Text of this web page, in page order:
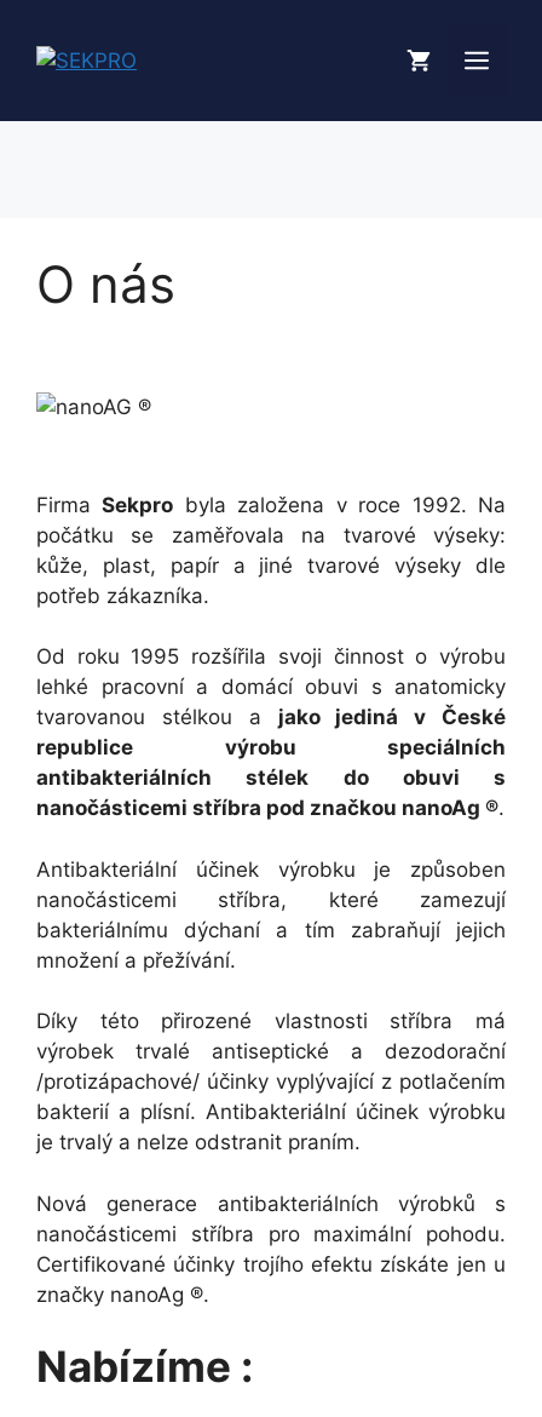
obsah
O nás
FirmaSekpro byla založena v roce 1992. Na
počátku se zaměřovala na tvarové výseky:
kůže, plast, papír a jiné tvarové výseky dle
potřeb zákazníka.
Od roku 1995 rozšířila svoji činnost o výrobu
lehké pracovní a domácí obuvi s anatomicky
tvarovanou stélkou a jako jediná v České
republice výrobu speciálních
antibakteriálních stélek do obuvi s
nanočásticemi stříbra pod značkou nanoAg ®.
Antibakteriální účinek výrobku je způsoben
nanočásticemi stříbra, které zamezují
bakteriálnímu dýchaní a tím zabraňují jejich
množení a přežívání.
Díky této přirozené vlastnosti stříbra má
výrobek trvalé antiseptické a dezodorační
/protizápachové/ účinky vyplývající z potlačením
bakterií a plísní. Antibakteriální účinek výrobku
je trvalý a nelze odstranit praním.
Nová generace antibakteriálních výrobků s
nanočásticemi stříbra pro maximální pohodu.
Certifikované účinky trojího efektu získáte jen u
značky nanoAg ®.
Nabízíme :